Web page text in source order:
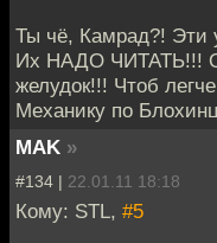
Ты чё, Камрад?!
Их НАДО ЧИТАТЬ!!!
желудок!!! Чтоб
Механику по
MAK »
#134 | 22.01.11 18:18
Кому: STL, #5